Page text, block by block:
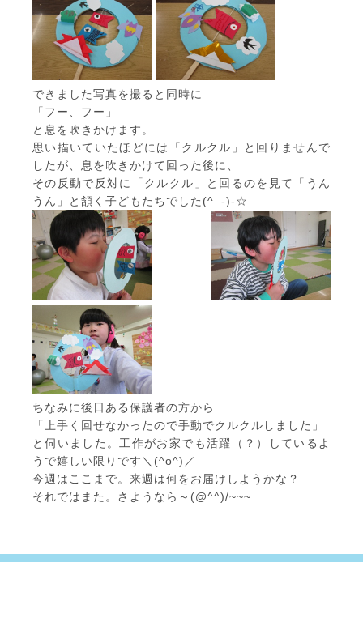
できました写真を撮ると同時に
「フー、フー」
と息を吹きかけます。
思い描いていたほどには「クルクル」と回りませんで
したが、息を吹きかけて回った後に、
その反動で反対に「クルクル」と回るのを見て「うん
うん」と頷く子どもたちでした(^_-)-☆
ちなみに後日ある保護者の方から
「上手く回せなかったので手動でクルクルしました」
と伺いました。工作がお家でも活躍（？）しているよ
うで嬉しい限りです＼(^o^)／
今週はここまで。来週は何をお届けしようかな？
それではまた。さようなら～(@^^)/~~~